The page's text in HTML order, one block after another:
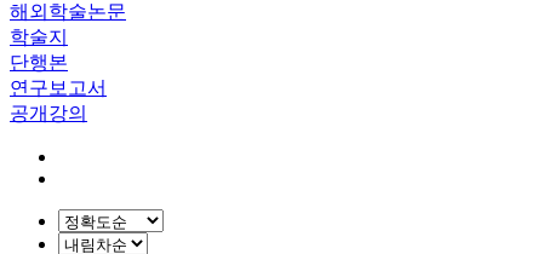
해외학술논문
학술지
단행본
연구보고서
공개강의